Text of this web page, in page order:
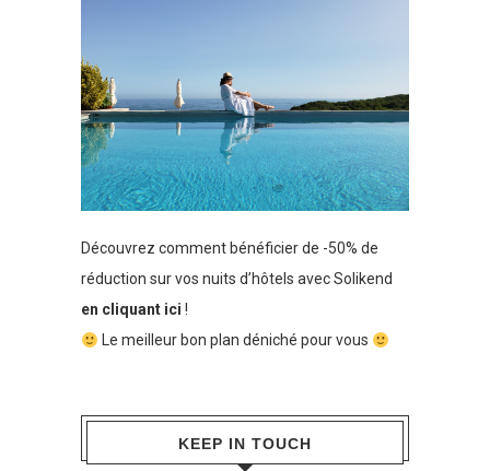
Découvrez comment bénéficier de -50% de
réduction sur vos nuits d’hôtels avec Solikend
en cliquant ici !
Le meilleur bon plan déniché pour vous
KEEP IN TOUCH